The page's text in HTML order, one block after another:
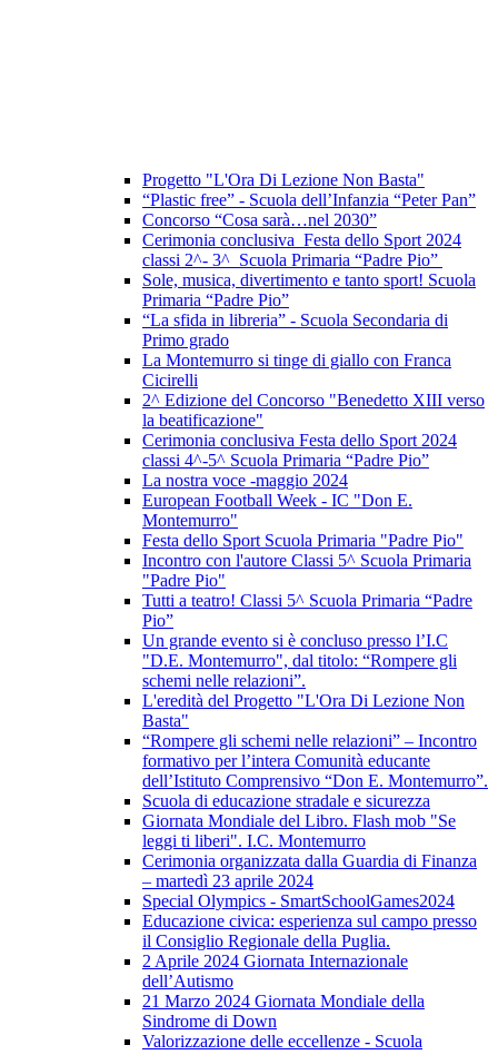
Progetto "L'Ora Di Lezione Non Basta"
“Plastic free” - Scuola dell’Infanzia “Peter Pan”
Concorso “Cosa sarà…nel 2030”
Cerimonia conclusiva Festa dello Sport 2024
classi 2^- 3^ Scuola Primaria “Padre Pio”
Sole, musica, divertimento e tanto sport! Scuola
Primaria “Padre Pio”
“La sfida in libreria” - Scuola Secondaria di
Primo grado
La Montemurro si tinge di giallo con Franca
Cicirelli
2^ Edizione del Concorso "Benedetto XIII verso
la beatificazione"
Cerimonia conclusiva Festa dello Sport 2024
classi 4^-5^ Scuola Primaria “Padre Pio”
La nostra voce -maggio 2024
European Football Week - IC "Don E.
Montemurro"
Festa dello Sport Scuola Primaria "Padre Pio"
Incontro con l'autore Classi 5^ Scuola Primaria
"Padre Pio"
Tutti a teatro! Classi 5^ Scuola Primaria “Padre
Pio”
Un grande evento si è concluso presso l’I.C
"D.E. Montemurro", dal titolo: “Rompere gli
schemi nelle relazioni”.
L'eredità del Progetto "L'Ora Di Lezione Non
Basta"
“Rompere gli schemi nelle relazioni” – Incontro
formativo per l’intera Comunità educante
dell’Istituto Comprensivo “Don E. Montemurro”.
Scuola di educazione stradale e sicurezza
Giornata Mondiale del Libro. Flash mob "Se
leggi ti liberi". I.C. Montemurro
Cerimonia organizzata dalla Guardia di Finanza
– martedì 23 aprile 2024
Special Olympics - SmartSchoolGames2024
Educazione civica: esperienza sul campo presso
il Consiglio Regionale della Puglia.
2 Aprile 2024 Giornata Internazionale
dell’Autismo
21 Marzo 2024 Giornata Mondiale della
Sindrome di Down
Valorizzazione delle eccellenze - Scuola